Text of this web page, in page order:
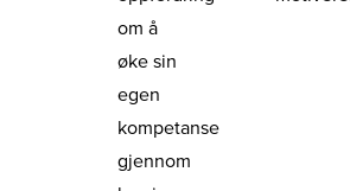
om å
øke sin
egen
kompetanse
gjennom